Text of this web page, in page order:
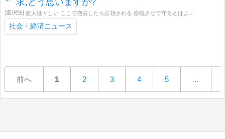
求,どう思いますか?
盗人猛々しい ここで撤去したら占領される 座礁させて守るとはよく考えたなと思う
社会・経済ニュース
前へ 1 2 3 4 5 …